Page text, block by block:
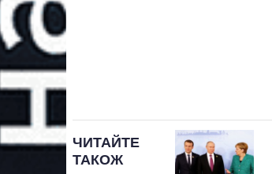
ЧИТАЙТЕ
ТАКОЖ